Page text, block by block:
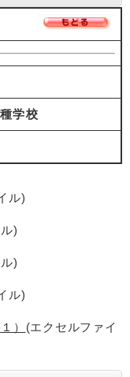
学校
ル)
)
)
ル)
） (エクセルファイ